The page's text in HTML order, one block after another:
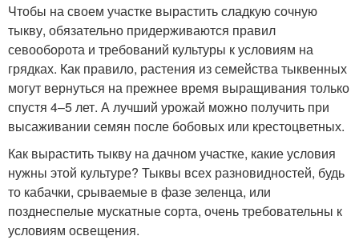
Чтобы на своем участке вырастить сладкую сочную
тыкву, обязательно придерживаются правил
севооборота и требований культуры к условиям на
грядках. Как правило, растения из семейства тыквенных
могут вернуться на прежнее время выращивания только
спустя 4–5 лет. А лучший урожай можно получить при
высаживании семян после бобовых или крестоцветных.
Как вырастить тыкву на дачном участке, какие условия
нужны этой культуре? Тыквы всех разновидностей, будь
то кабачки, срываемые в фазе зеленца, или
позднеспелые мускатные сорта, очень требовательны к
условиям освещения.